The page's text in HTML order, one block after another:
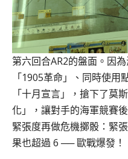
第六回合AR2的盤面。因
「1905革命」、同時使
「十月宣言」，搶下了莫
化」，讓對手的海軍競賽
緊張度再做危機擲骰：緊
果也超過 6 ── 歐戰爆發！